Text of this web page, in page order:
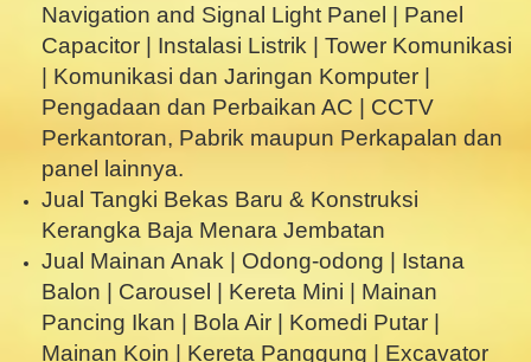
Navigation and Signal Light Panel | Panel
Capacitor | Instalasi Listrik | Tower Komunikasi
| Komunikasi dan Jaringan Komputer |
Pengadaan dan Perbaikan AC | CCTV
Perkantoran, Pabrik maupun Perkapalan dan
panel lainnya.
Jual Tangki Bekas Baru & Konstruksi
Kerangka Baja Menara Jembatan
Jual Mainan Anak | Odong-odong | Istana
Balon | Carousel | Kereta Mini | Mainan
Pancing Ikan | Bola Air | Komedi Putar |
Mainan Koin | Kereta Panggung | Excavator